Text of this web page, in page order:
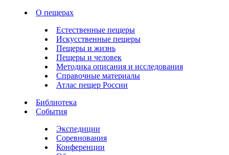
О пещерах
Естественные пещеры
Искусственные пещеры
Пещеры и жизнь
Пещеры и человек
Методика описания и исследования
Справочные материалы
Атлас пещер России
Библиотека
События
Экспедиции
Соревнования
Конференции